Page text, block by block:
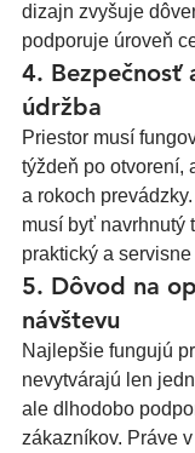
dizajn zvyšuje
podporuje úroveň
4. Bezpečnosť
údržba
Priestor musí
týždeň po otvorení,
a rokoch
musí byť navrhnutý
praktický a
5. Dôvod na
návštevu
Najlepšie fungujú
nevytvárajú len
ale dlhodobo
zákazníkov. Práve